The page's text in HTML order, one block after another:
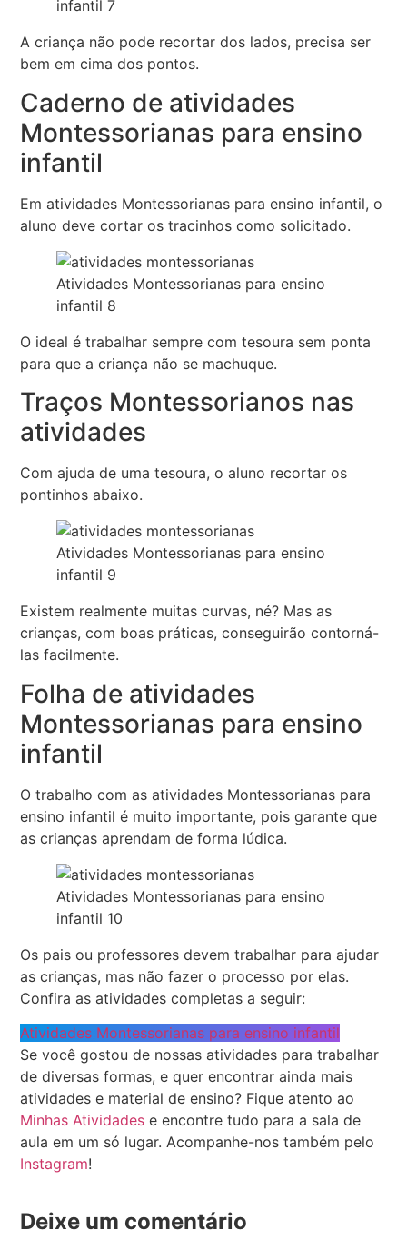
infantil 7
A criança não pode recortar dos lados, precisa ser
bem em cima dos pontos.
Caderno de atividades
Montessorianas para ensino
infantil
Em atividades Montessorianas para ensino infantil, o
aluno deve cortar os tracinhos como solicitado.
Atividades Montessorianas para ensino
infantil 8
O ideal é trabalhar sempre com tesoura sem ponta
para que a criança não se machuque.
Traços Montessorianos nas
atividades
Com ajuda de uma tesoura, o aluno recortar os
pontinhos abaixo.
Atividades Montessorianas para ensino
infantil 9
Existem realmente muitas curvas, né? Mas as
crianças, com boas práticas, conseguirão contorná-
las facilmente.
Folha de atividades
Montessorianas para ensino
infantil
O trabalho com as atividades Montessorianas para
ensino infantil é muito importante, pois garante que
as crianças aprendam de forma lúdica.
Atividades Montessorianas para ensino
infantil 10
Os pais ou professores devem trabalhar para ajudar
as crianças, mas não fazer o processo por elas.
Confira as atividades completas a seguir:
Atividades Montessorianas para ensino infantil
Se você gostou de nossas atividades para trabalhar
de diversas formas, e quer encontrar ainda mais
atividades e material de ensino? Fique atento ao
Minhas Atividades e encontre tudo para a sala de
aula em um só lugar. Acompanhe-nos também pelo
Instagram!
Deixe um comentário